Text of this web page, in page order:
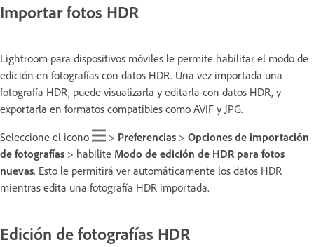
Importar fotos HDR
Lightroom para dispositivos móviles le permite habilitar el modo de
edición en fotografías con datos HDR. Una vez importada una
fotografía HDR, puede visualizarla y editarla con datos HDR, y
exportarla en formatos compatibles como AVIF y JPG.
Seleccione el icono
> Preferencias > Opciones de importación
de fotografías > habilite Modo de edición de HDR para fotos
nuevas. Esto le permitirá ver automáticamente los datos HDR
mientras edita una fotografía HDR importada.
Edición de fotografías HDR